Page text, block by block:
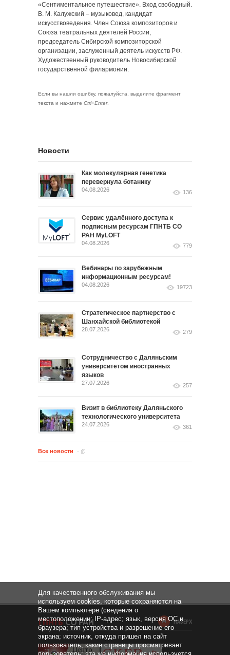
«Сентиментальное путешествие». Вход свободный.
В. М. Калужский – музыковед, кандидат
искусствоведения. Член Союза композиторов и
Союза театральных деятелей России,
председатель Сибирской композиторской
организации, заслуженный деятель искусств РФ.
Художественный руководитель Новосибирской
государственной филармонии.
Если вы нашли ошибку, пожалуйста, выделите фрагмент
текста и нажмите Ctrl+Enter.
Новости
Как молекулярная генетика
перевернула ботанику
04.08.2026 136
Сервис удалённого доступа к
подписным ресурсам ГПНТБ СО
РАН MyLOFT
04.08.2026 779
Вебинары по зарубежным
информационным ресурсам!
04.08.2026 19723
Стратегическое партнерство с
Шанхайской библиотекой
28.07.2026 279
Сотрудничество с Даляньским
университетом иностранных
языков
27.07.2026 257
Визит в библиотеку Даляньского
технологического университета
24.07.2026 361
Все новости
НАВЕРХ
Для качественного обслуживания мы
используем cookies, которые сохраняются на
Вашем компьютере (сведения о
местоположении; IP-адрес; язык, версия ОС и
браузера; тип устройства и разрешение его
экрана; источник, откуда пришел на сайт
пользователь; какие страницы просматривает